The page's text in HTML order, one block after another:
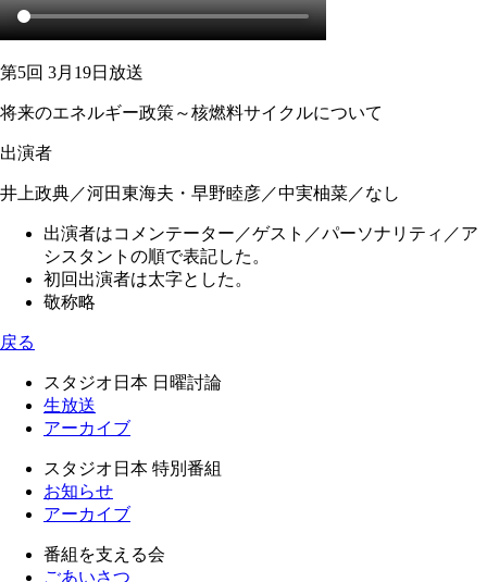
第5回 3月19日放送
将来のエネルギー政策～核燃料サイクルについて
出演者
井上政典／河田東海夫 ・ 早野睦彦／中実柚菜／なし
出演者はコメンテーター／ゲスト／パーソナリティ／ア
シスタントの順で表記した。
初回出演者は太字とした。
敬称略
戻る
スタジオ日本 日曜討論
生放送
アーカイブ
スタジオ日本 特別番組
お知らせ
アーカイブ
番組を支える会
ごあいさつ